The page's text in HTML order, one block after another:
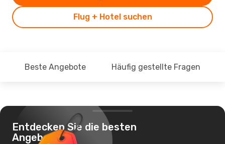
Flug + Hotel suchen
Beste Angebote Häufig gestellte Fragen
Entdecken Sie die besten
Angebote